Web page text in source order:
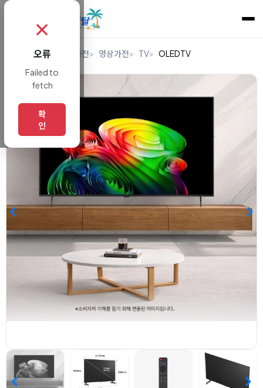
렌탈 디지털/가전 영상가전 TV OLEDTV
✗
오류
Failed to
fetch
확
인